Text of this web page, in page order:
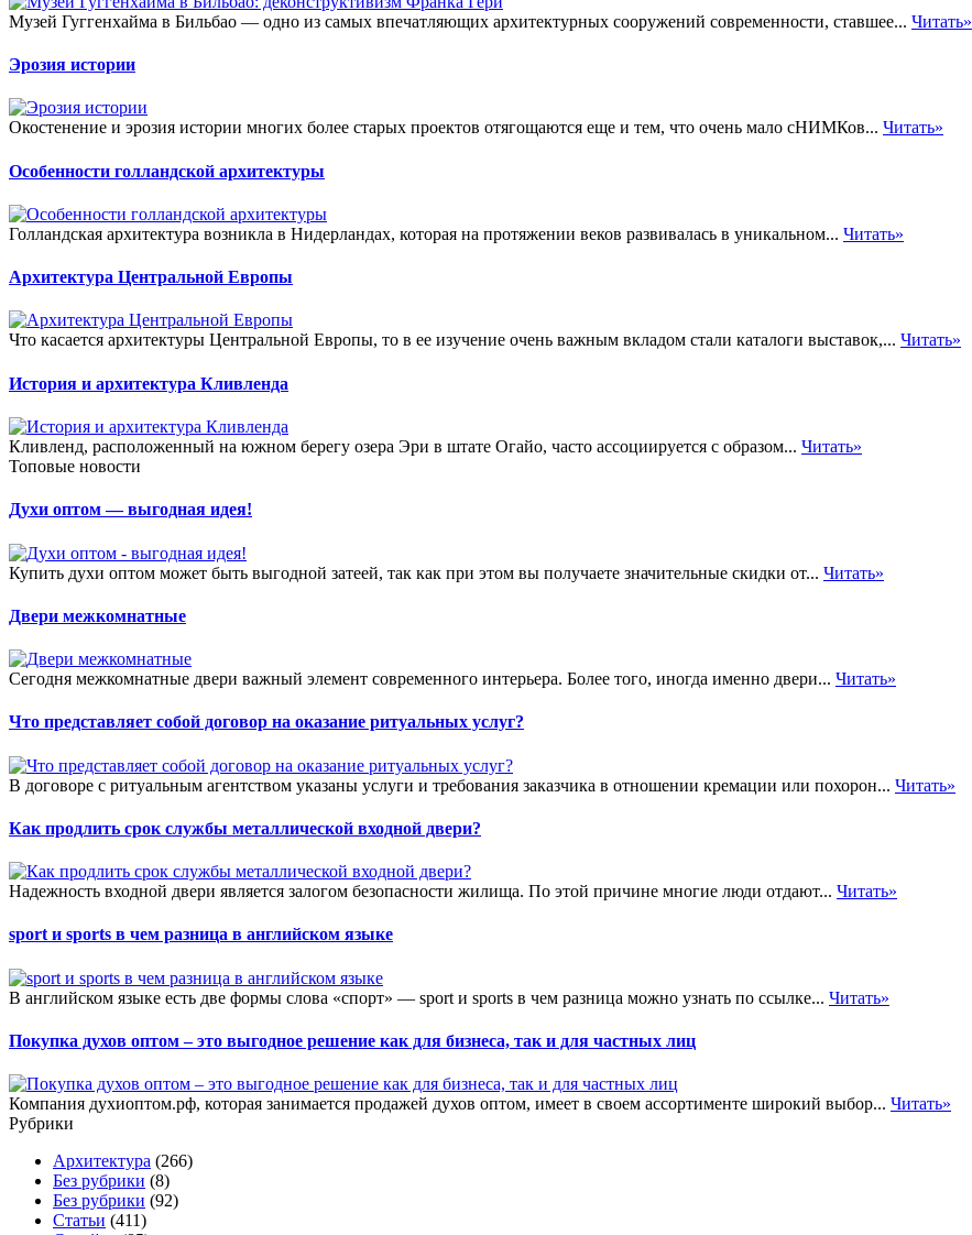
Музей Гуггенхайма в Бильбао — одно из самых впечатляющих архитектурных сооружений современности, ставшее... Читать»
Эрозия истории
Окостенение и эрозия истории многих более старых проектов отягощаются еще и тем, что очень мало сНИМКов... Читать»
Особенности голландской архитектуры
Голландская архитектура возникла в Нидерландах, которая на протяжении веков развивалась в уникальном... Читать»
Архитектура Центральной Европы
Что касается архитектуры Центральной Европы, то в ее изучение очень важным вкладом стали каталоги выставок,... Читать»
История и архитектура Кливленда
Кливленд, расположенный на южном берегу озера Эри в штате Огайо, часто ассоциируется с образом... Читать»
Топовые новости
Духи оптом — выгодная идея!
Купить духи оптом может быть выгодной затеей, так как при этом вы получаете значительные скидки от... Читать»
Двери межкомнатные
Сегодня межкомнатные двери важный элемент современного интерьера. Более того, иногда именно двери... Читать»
Что представляет собой договор на оказание ритуальных услуг?
В договоре с ритуальным агентством указаны услуги и требования заказчика в отношении кремации или похорон... Читать»
Как продлить срок службы металлической входной двери?
Надежность входной двери является залогом безопасности жилища. По этой причине многие люди отдают... Читать»
sport и sports в чем разница в английском языке
В английском языке есть две формы слова «спорт» — sport и sports в чем разница можно узнать по ссылке... Читать»
Покупка духов оптом – это выгодное решение как для бизнеса, так и для частных лиц
Компания духиоптом.рф, которая занимается продажей духов оптом, имеет в своем ассортименте широкий выбор... Читать»
Рубрики
Архитектура (266)
Без рубрики (8)
Без рубрики (92)
Статьи (411)